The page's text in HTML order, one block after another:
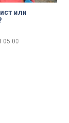
или
05:00